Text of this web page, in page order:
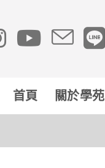
首頁 關於學苑